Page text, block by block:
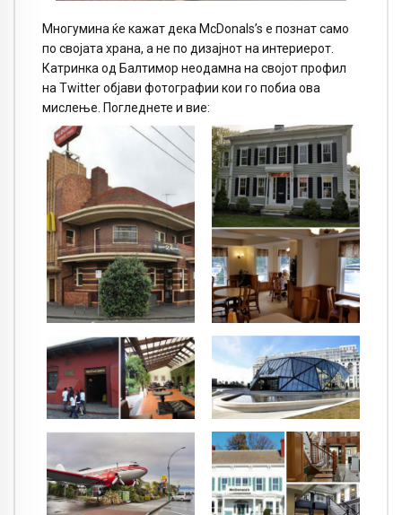
Многумина ќе кажат дека McDonals’s е познат само
по својата храна, а не по дизајнот на интериерот.
Катринка од Балтимор неодамна на својот профил
на Twitter објави фотографии кои го побиа ова
мислење. Погледнете и вие: